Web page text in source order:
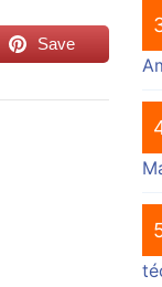
Save